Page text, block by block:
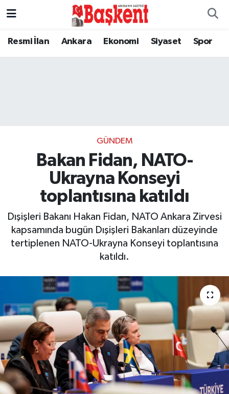
Resmi İlan Ankara Ekonomi Siyaset Spor
GÜNDEM
Bakan Fidan, NATO-
Ukrayna Konseyi
toplantısına katıldı
Dışişleri Bakanı Hakan Fidan, NATO Ankara Zirvesi
kapsamında bugün Dışişleri Bakanları düzeyinde
tertiplenen NATO-Ukrayna Konseyi toplantısına
katıldı.